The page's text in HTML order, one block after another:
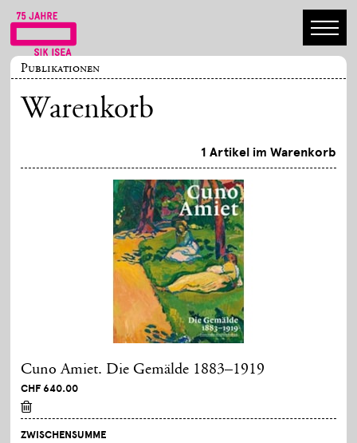
Publikationen
Warenkorb
1 Artikel im Warenkorb
Cuno Amiet. Die Gemälde 1883–1919
CHF 640.00
ZWISCHENSUMME